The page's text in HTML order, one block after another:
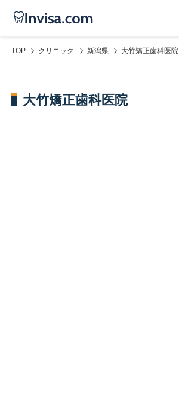
TOP クリニック 新潟県 大竹矯正歯科医院
大竹矯正歯科医院